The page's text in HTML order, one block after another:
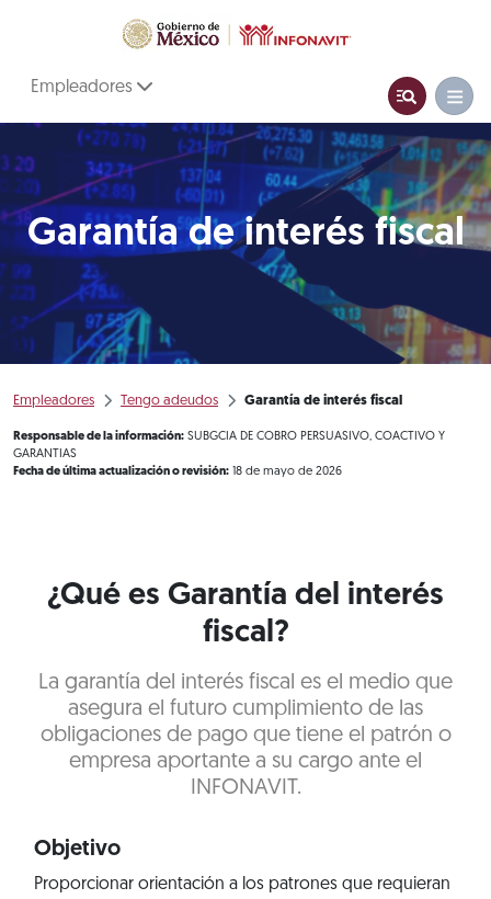
Empleadores
Garantía de interés fiscal
Empleadores Tengo adeudos Garantía de interés fiscal
Responsable de la información: SUBGCIA DE COBRO PERSUASIVO, COACTIVO Y
GARANTIAS
Fecha de última actualización o revisión: 18 de mayo de 2026
¿Qué es Garantía del interés
fiscal?
La garantía del interés fiscal es el medio que
asegura el futuro cumplimiento de las
obligaciones de pago que tiene el patrón o
empresa aportante a su cargo ante el
INFONAVIT.
Objetivo
Proporcionar orientación a los patrones que requieran